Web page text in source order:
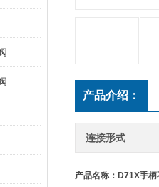
产品介绍：
连接形式
产品名称： D71X手